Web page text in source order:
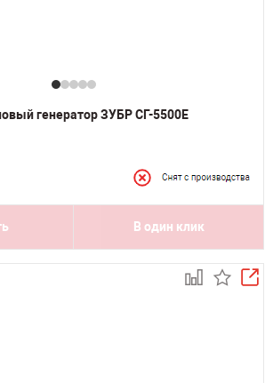
генератор ЗУБР СГ-5500Е
В один клик